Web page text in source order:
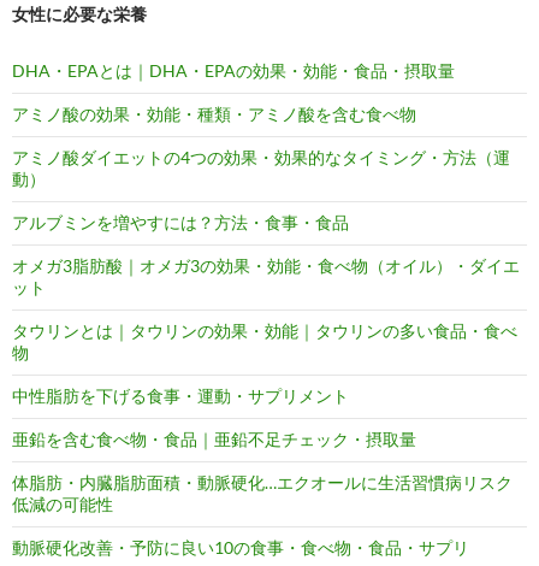
女性に必要な栄養
DHA・EPAとは｜DHA・EPAの効果・効能・食品・摂取量
アミノ酸の効果・効能・種類・アミノ酸を含む食べ物
アミノ酸ダイエットの4つの効果・効果的なタイミング・方法（運
動）
アルブミンを増やすには？方法・食事・食品
オメガ3脂肪酸｜オメガ3の効果・効能・食べ物（オイル）・ダイエ
ット
タウリンとは｜タウリンの効果・効能｜タウリンの多い食品・食べ
物
中性脂肪を下げる食事・運動・サプリメント
亜鉛を含む食べ物・食品｜亜鉛不足チェック・摂取量
体脂肪・内臓脂肪面積・動脈硬化…エクオールに生活習慣病リスク
低減の可能性
動脈硬化改善・予防に良い10の食事・食べ物・食品・サプリ